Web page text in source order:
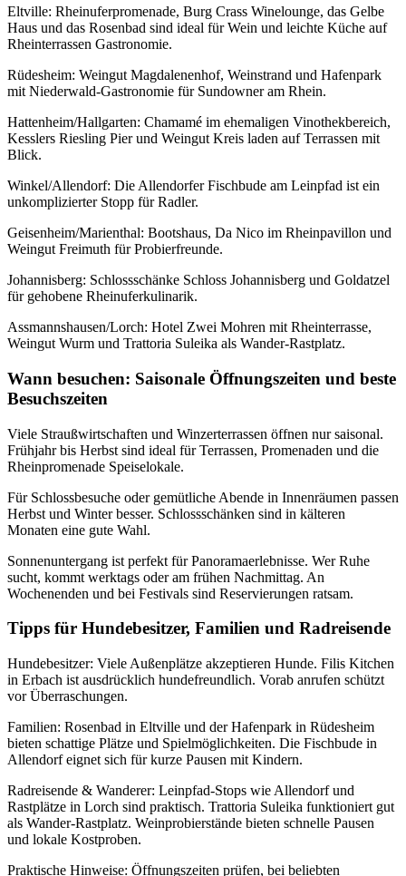
Eltville: Rheinuferpromenade, Burg Crass Winelounge, das Gelbe
Haus und das Rosenbad sind ideal für Wein und leichte Küche auf
Rheinterrassen Gastronomie.
Rüdesheim: Weingut Magdalenenhof, Weinstrand und Hafenpark
mit Niederwald‑Gastronomie für Sundowner am Rhein.
Hattenheim/Hallgarten: Chamamé im ehemaligen Vinothekbereich,
Kesslers Riesling Pier und Weingut Kreis laden auf Terrassen mit
Blick.
Winkel/Allendorf: Die Allendorfer Fischbude am Leinpfad ist ein
unkomplizierter Stopp für Radler.
Geisenheim/Marienthal: Bootshaus, Da Nico im Rheinpavillon und
Weingut Freimuth für Probierfreunde.
Johannisberg: Schlossschänke Schloss Johannisberg und Goldatzel
für gehobene Rheinuferkulinarik.
Assmannshausen/Lorch: Hotel Zwei Mohren mit Rheinterrasse,
Weingut Wurm und Trattoria Suleika als Wander‑Rastplatz.
Wann besuchen: Saisonale Öffnungszeiten und beste
Besuchszeiten
Viele Straußwirtschaften und Winzerterrassen öffnen nur saisonal.
Frühjahr bis Herbst sind ideal für Terrassen, Promenaden und die
Rheinpromenade Speiselokale.
Für Schlossbesuche oder gemütliche Abende in Innenräumen passen
Herbst und Winter besser. Schlossschänken sind in kälteren
Monaten eine gute Wahl.
Sonnenuntergang ist perfekt für Panoramaerlebnisse. Wer Ruhe
sucht, kommt werktags oder am frühen Nachmittag. An
Wochenenden und bei Festivals sind Reservierungen ratsam.
Tipps für Hundebesitzer, Familien und Radreisende
Hundebesitzer: Viele Außenplätze akzeptieren Hunde. Filis Kitchen
in Erbach ist ausdrücklich hundefreundlich. Vorab anrufen schützt
vor Überraschungen.
Familien: Rosenbad in Eltville und der Hafenpark in Rüdesheim
bieten schattige Plätze und Spielmöglichkeiten. Die Fischbude in
Allendorf eignet sich für kurze Pausen mit Kindern.
Radreisende & Wanderer: Leinpfad‑Stops wie Allendorf und
Rastplätze in Lorch sind praktisch. Trattoria Suleika funktioniert gut
als Wander‑Rastplatz. Weinprobierstände bieten schnelle Pausen
und lokale Kostproben.
Praktische Hinweise: Öffnungszeiten prüfen, bei beliebten